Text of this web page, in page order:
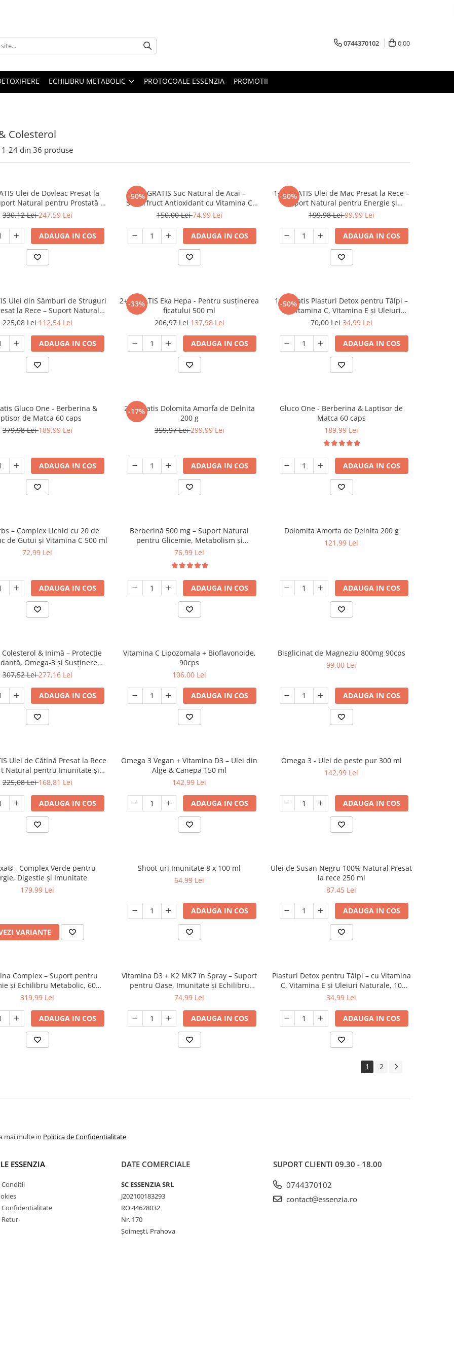
0744370102 0,00
ECHILIBRU METABOLIC PROTOCOALE ESSENZIA PROMOTII
Colesterol
1-24 din 36 produse
Ulei de Dovleac Presat la
Natural pentru Prostată și
Sistemul Urinar
330,12 Lei247,59 Lei
ADAUGA IN COS
-50%
1+1 GRATIS Suc Natural de Acai –
Superfruct Antioxidant cu Vitamina C
Naturală, 500 ml
150,00 Lei74,99 Lei
ADAUGA IN COS
-50%
1+1 GRATIS Ulei de Mac Presat la Rece –
Suport Natural pentru Energie și
Echilibru 250 ml
199,98 Lei99,99 Lei
ADAUGA IN COS
Ulei din Sâmburi de Struguri
la Rece – Suport Natural
Inima si piele 250 ml
225,08 Lei112,54 Lei
ADAUGA IN COS
-33%
2+1 GRATIS Eka Hepa - Pentru susținerea
ficatului 500 ml
206,97 Lei137,98 Lei
ADAUGA IN COS
-50%
1+1 Gratis Plasturi Detox pentru Tălpi –
cu Vitamina C, Vitamina E și Uleiuri
Naturale, 10 bucăți - Copie
70,00 Lei34,99 Lei
ADAUGA IN COS
Gluco One - Berberina &
de Matca 60 caps
379,98 Lei189,99 Lei
ADAUGA IN COS
-17%
2+1 Gratis Dolomita Amorfa de Delnita
200 g
359,97 Lei299,99 Lei
ADAUGA IN COS
Gluco One - Berberina & Laptisor de
Matca 60 caps
189,99 Lei
ADAUGA IN COS
– Complex Lichid cu 20 de
de Gutui și Vitamina C 500 ml
72,99 Lei
ADAUGA IN COS
Berberină 500 mg – Suport Natural
pentru Glicemie, Metabolism și
Colesterol
76,99 Lei
ADAUGA IN COS
Dolomita Amorfa de Delnita 200 g
121,99 Lei
ADAUGA IN COS
Colesterol & Inimă – Protecție
Omega-3 și Susținere
Cardiovasculară
307,52 Lei277,16 Lei
ADAUGA IN COS
Vitamina C Lipozomala + Bioflavonoide,
90cps
106,00 Lei
ADAUGA IN COS
Bisglicinat de Magneziu 800mg 90cps
99,00 Lei
ADAUGA IN COS
Ulei de Cătină Presat la Rece
Natural pentru Imunitate și
Vitalitate 50 ml
225,08 Lei168,81 Lei
ADAUGA IN COS
Omega 3 Vegan + Vitamina D3 – Ulei din
Alge & Canepa 150 ml
142,99 Lei
ADAUGA IN COS
Omega 3 - Ulei de peste pur 300 ml
142,99 Lei
ADAUGA IN COS
Complex Verde pentru
Digestie și Imunitate
179,99 Lei
VARIANTE
Shoot-uri Imunitate 8 x 100 ml
64,99 Lei
ADAUGA IN COS
Ulei de Susan Negru 100% Natural Presat
la rece 250 ml
87,45 Lei
ADAUGA IN COS
Complex – Suport pentru
și Echilibru Metabolic, 60
Capsule
319,99 Lei
ADAUGA IN COS
Vitamina D3 + K2 MK7 în Spray – Suport
pentru Oase, Imunitate și Echilibru
Cardiovascular, cu TOCOBIOL® SF
74,99 Lei
ADAUGA IN COS
Plasturi Detox pentru Tălpi – cu Vitamina
C, Vitamina E și Uleiuri Naturale, 10
bucăți
34,99 Lei
ADAUGA IN COS
1 2
mai multe in Politica de Confidentialitate
ESSENZIA
Conditii
Confidentialitate
Retur
DATE COMERCIALE
SC ESSENZIA SRL
J202100183293
RO 44628032
Nr. 170
Șoimești, Prahova
SUPORT CLIENTI 09.30 - 18.00
0744370102
contact@essenzia.ro